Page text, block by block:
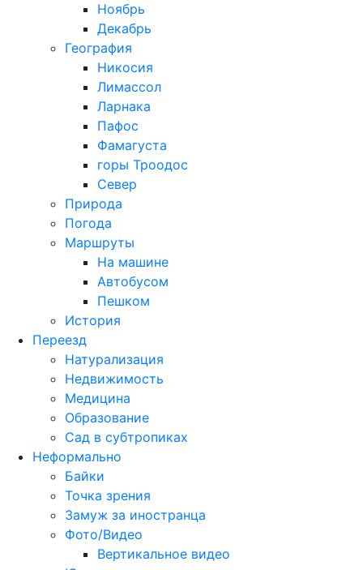
Ноябрь
Декабрь
География
Никосия
Лимассол
Ларнака
Пафос
Фамагуста
горы Троодос
Север
Природа
Погода
Маршруты
На машине
Автобусом
Пешком
История
Переезд
Натурализация
Недвижимость
Медицина
Образование
Сад в субтропиках
Неформально
Байки
Точка зрения
Замуж за иностранца
Фото/Видео
Вертикальное видео